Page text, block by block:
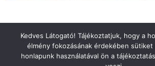
Kedves Látogató! Tájékoztatjuk, hogy a
élmény fokozásának érdekében sütiket
honlapunk használatával ön a